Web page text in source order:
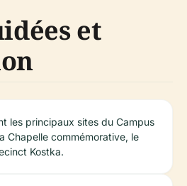
et
les principaux sites du Campus
Chapelle commémorative, le
Kostka.